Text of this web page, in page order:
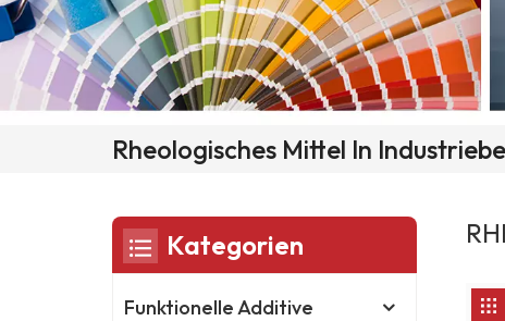
Rheologisches Mittel In
Kategorien
Funktionelle Additive